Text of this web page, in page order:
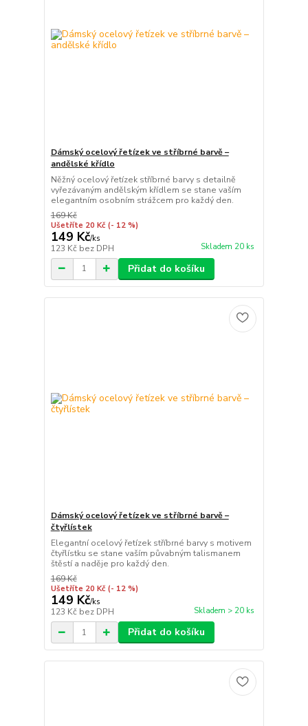
Dámský ocelový řetízek ve stříbrné barvě –
andělské křídlo
Něžný ocelový řetízek stříbrné barvy s detailně
vyřezávaným andělským křídlem se stane vaším
elegantním osobním strážcem pro každý den.
169 Kč
Ušetříte 20 Kč (- 12 %)
149 Kč/ks
123 Kč bez DPH Skladem 20 ks
Přidat do košíku
Dámský ocelový řetízek ve stříbrné barvě –
čtyřlístek
Elegantní ocelový řetízek stříbrné barvy s motivem
čtyřlístku se stane vaším půvabným talismanem
štěstí a naděje pro každý den.
169 Kč
Ušetříte 20 Kč (- 12 %)
149 Kč/ks
123 Kč bez DPH Skladem > 20 ks
Přidat do košíku